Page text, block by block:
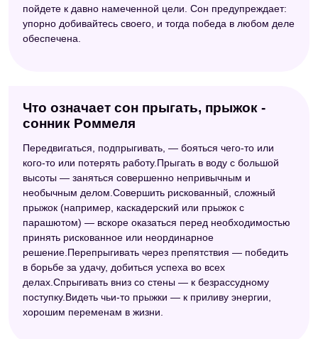
пойдете к давно намеченной цели. Сон предупреждает:
упорно добивайтесь своего, и тогда победа в любом деле
обеспечена.
Что означает сон прыгать, прыжок -
сонник Роммеля
Передвигаться, подпрыгивать, — бояться чего-то или
кого-то или потерять работу.Прыгать в воду с большой
высоты — заняться совершенно непривычным и
необычным делом.Совершить рискованный, сложный
прыжок (например, каскадерский или прыжок с
парашютом) — вскоре оказаться перед необходимостью
принять рискованное или неординарное
решение.Перепрыгивать через препятствия — победить
в борьбе за удачу, добиться успеха во всех
делах.Спрыгивать вниз со стены — к безрассудному
поступку.Видеть чьи-то прыжки — к приливу энергии,
хорошим переменам в жизни.